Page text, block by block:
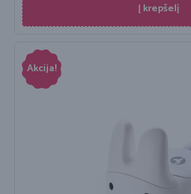
Į krepšelį
Akcija!